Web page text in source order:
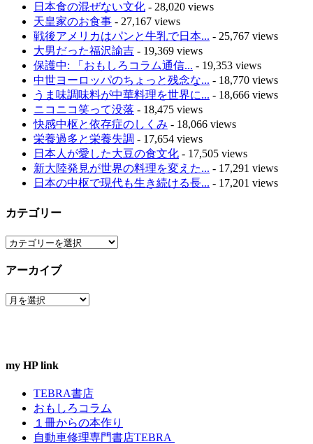
日本食の混ぜない文化 - 28,020 views
天皇家のお食事 - 27,167 views
戦後アメリカはパンと牛乳で日本... - 25,767 views
大男だった福沢諭吉 - 19,369 views
保護中: 「おもしろコラム通信... - 19,353 views
中世ヨーロッパのちょっと残念な... - 18,770 views
うま味調味料が中華料理を世界に... - 18,666 views
ニコニコ笑って没落 - 18,475 views
快感中枢と依存症のしくみ - 18,066 views
栄養過多と栄養失調 - 17,654 views
日本人が愛した大豆の食文化 - 17,505 views
新大陸発見が世界の料理を変えた... - 17,291 views
日本の中枢で現代も生き続ける長... - 17,201 views
カテゴリー
カ
ゴ
ー
アーカイブ
ア
my HP link
TEBRA書店
おもしろコラム
１冊からの本作り
自動車修理専門書店TEBRA